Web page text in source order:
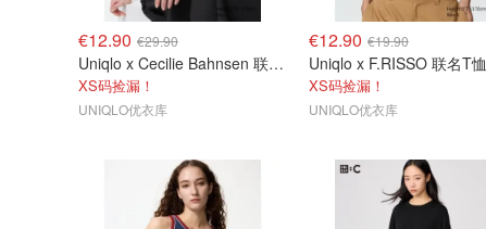
€12.90 €29.90
Uniqlo x Cecilie Bahnsen 联名T恤
XS码捡漏！
UNIQLO优衣库
€12.90 €19.90
Uniqlo x F.RISSO 联名T恤
XS码捡漏！
UNIQLO优衣库